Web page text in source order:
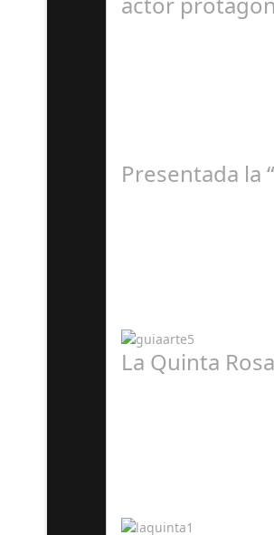
Presentada la
La Quinta